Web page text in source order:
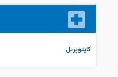
کاپتوپریل